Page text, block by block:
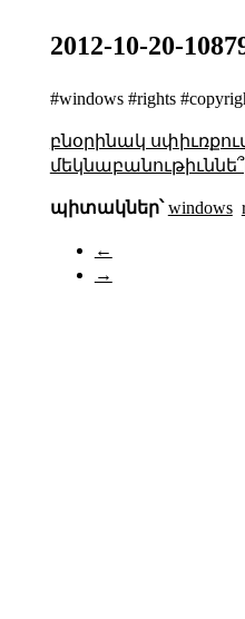
2012-10-20-
#windows #rights
բնօրինակ
պիտակներ՝ windows
←
→